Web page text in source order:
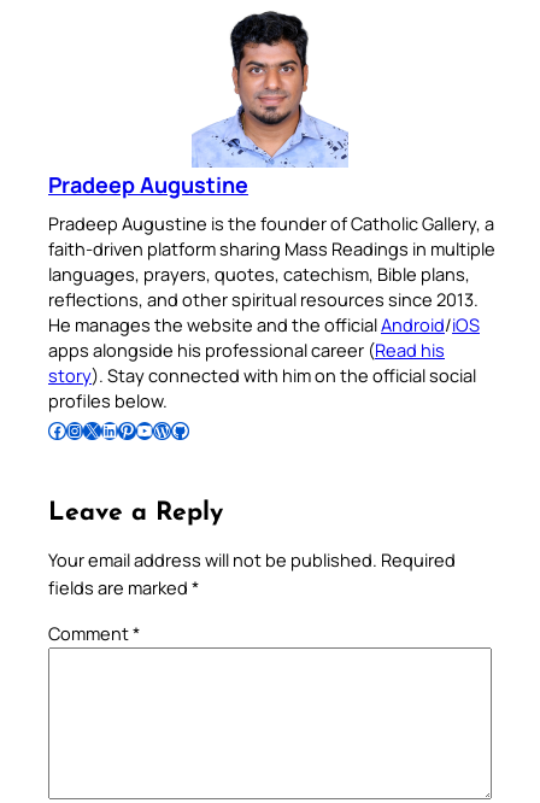
Pradeep Augustine
Pradeep Augustine is the founder of Catholic Gallery, a
faith-driven platform sharing Mass Readings in multiple
languages, prayers, quotes, catechism, Bible plans,
reflections, and other spiritual resources since 2013.
He manages the website and the officialAndroid/iOS
apps alongside his professional career (Read his
story). Stay connected with him on the official social
profiles below.
Follow Pradeep on Facebook Follow Pradeep on InstagramFollow Pradeep on X Follow Pradeep on LinkedIn Follow Pradeep on Pinterest Subscribe to Pradeep’s Youtube Channel Follow Pradeep on WordPress Follow Pradeep on GitHub
Leave a Reply
Your email address will not be published. Required
fields are marked *
Comment*